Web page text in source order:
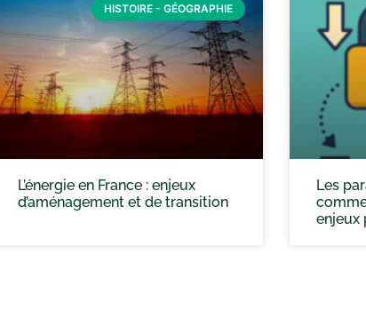
HISTOIRE - GÉOGRAPHIE
L’énergie en France : enjeux
d’aménagement et de transition
Les
enjeux